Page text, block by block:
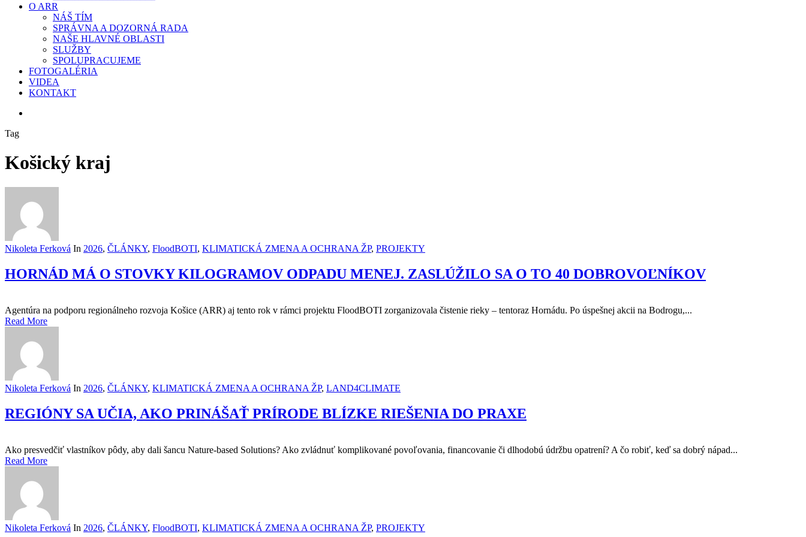
O ARR
NÁŠ TÍM
SPRÁVNA A DOZORNÁ RADA
NAŠE HLAVNÉ OBLASTI
SLUŽBY
SPOLUPRACUJEME
FOTOGALÉRIA
VIDEA
KONTAKT
Tag
Košický kraj
Nikoleta Ferková In 2026, ČLÁNKY, FloodBOTI, KLIMATICKÁ ZMENA A OCHRANA ŽP, PROJEKTY
HORNÁD MÁ O STOVKY KILOGRAMOV ODPADU MENEJ. ZASLÚŽILO SA O TO 40 DOBROVOĽNÍKOV
Agentúra na podporu regionálneho rozvoja Košice (ARR) aj tento rok v rámci projektu FloodBOTI zorganizovala čistenie rieky – tentoraz Hornádu. Po úspešnej akcii na Bodrogu,...
Read More
Nikoleta Ferková In 2026, ČLÁNKY, KLIMATICKÁ ZMENA A OCHRANA ŽP, LAND4CLIMATE
REGIÓNY SA UČIA, AKO PRINÁŠAŤ PRÍRODE BLÍZKE RIEŠENIA DO PRAXE
Ako presvedčiť vlastníkov pôdy, aby dali šancu Nature-based Solutions? Ako zvládnuť komplikované povoľovania, financovanie či dlhodobú údržbu opatrení? A čo robiť, keď sa dobrý nápad...
Read More
Nikoleta Ferková In 2026, ČLÁNKY, FloodBOTI, KLIMATICKÁ ZMENA A OCHRANA ŽP, PROJEKTY